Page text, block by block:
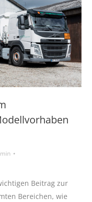
Beitrag zur
Bereichen, wie